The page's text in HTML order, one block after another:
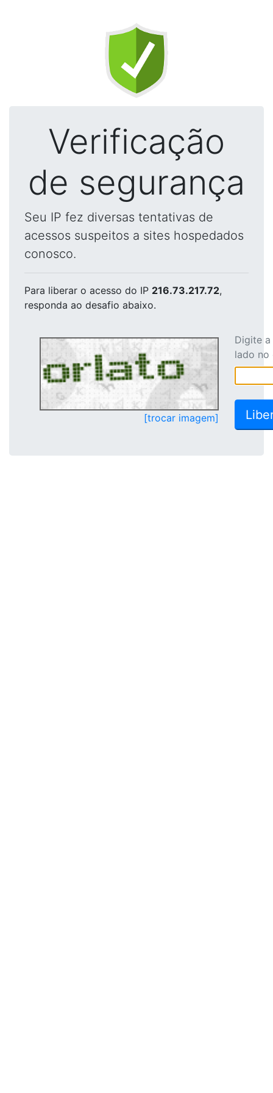
Verificação
de segurança
Seu IP fez diversas tentativas de
acessos suspeitos a sites hospedados
conosco.
Para liberar o acesso do IP 216.73.217.72,
responda ao desafio abaixo.
[trocar imagem]
Digite
lado no